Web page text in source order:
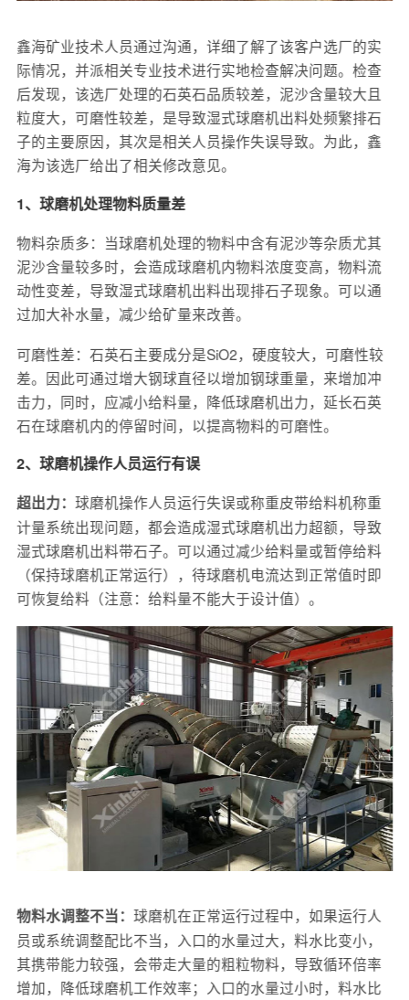
鑫海矿业技术人员通过沟通，详细了解了该客户选厂的实
际情况，并派相关专业技术进行实地检查解决问题。检查
后发现，该选厂处理的石英石品质较差，泥沙含量较大且
粒度大，可磨性较差，是导致湿式球磨机出料处频繁排石
子的主要原因，其次是相关人员操作失误导致。为此，鑫
海为该选厂给出了相关修改意见。
1、球磨机处理物料质量差
物料杂质多：当球磨机处理的物料中含有泥沙等杂质尤其
泥沙含量较多时，会造成球磨机内物料浓度变高，物料流
动性变差，导致湿式球磨机出料出现排石子现象。可以通
过加大补水量，减少给矿量来改善。
可磨性差：石英石主要成分是SiO2，硬度较大，可磨性较
差。因此可通过增大钢球直径以增加钢球重量，来增加冲
击力，同时，应减小给料量，降低球磨机出力，延长石英
石在球磨机内的停留时间，以提高物料的可磨性。
2、球磨机操作人员运行有误
超出力： 球磨机操作人员运行失误或称重皮带给料机称重
计量系统出现问题，都会造成湿式球磨机出力超额，导致
湿式球磨机出料带石子。可以通过减少给料量或暂停给料
（保持球磨机正常运行），待球磨机电流达到正常值时即
可恢复给料（注意：给料量不能大于设计值）。
物料水调整不当： 球磨机在正常运行过程中，如果运行人
员或系统调整配比不当，入口的水量过大，料水比变小，
其携带能力较强，会带走大量的粗粒物料，导致循环倍率
增加，降低球磨机工作效率；入口的水量过小时，料水比